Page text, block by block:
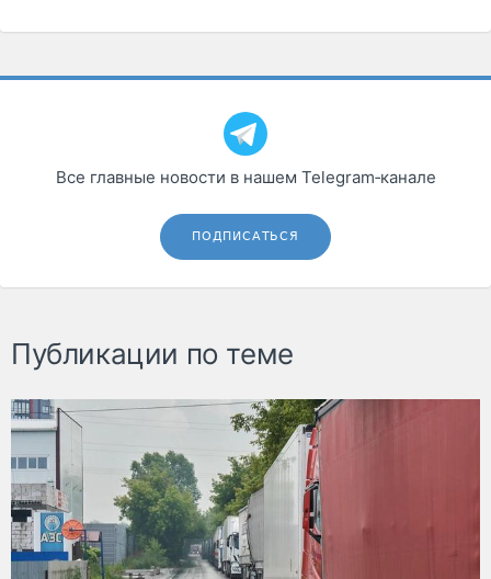
Все главные новости в нашем Telegram‑канале
ПОДПИСАТЬСЯ
Публикации по теме